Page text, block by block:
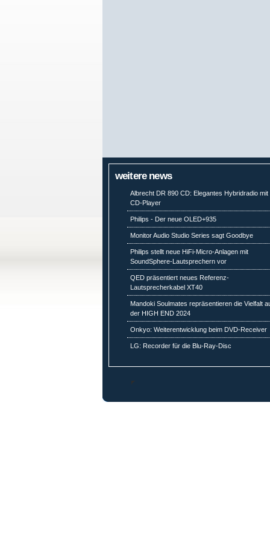
weitere news
Albrecht DR 890 CD: Elegantes Hybridradio mit
CD-Player
Philips - Der neue OLED+935
Monitor Audio Studio Series sagt Goodbye
Philips stellt neue HiFi-Micro-Anlagen mit
SoundSphere-Lautsprechern vor
QED präsentiert neues Referenz-
Lautsprecherkabel XT40
Mandoki Soulmates repräsentieren die Vielfalt
der HIGH END 2024
Onkyo: Weiterentwicklung beim DVD-Receiver
LG: Recorder für die Blu-Ray-Disc